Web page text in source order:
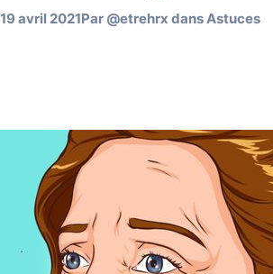
19 avril 2021Par @etrehrx dansAstuces